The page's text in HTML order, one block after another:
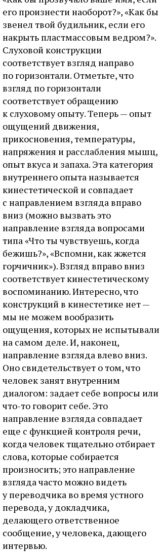
его произнести наоборот?», «Как бы
звенел твой будильник, если его
накрыть пластмассовым ведром?».
Слуховой конструкции
соответствует взгляд направо
по горизонтали. Отметьте, что
взгляд по горизонтали
соответствует обращению
к слуховому опыту. Теперь — опыт
ощущений движения,
прикосновения, температуры,
напряжения и расслабления мышц,
опыт вкуса и запаха. Эта категория
внутреннего опыта называется
кинестетической и совпадает
с направлением взгляда вправо
вниз (можно вызвать это
направление взгляда вопросами
типа «Что ты чувствуешь, когда
бежишь?», «Вспомни, как жжется
горчичник»). Взгляд вправо вниз
соответствует кинестетическому
воспоминанию. Интересно, что
конструкций в кинестетике нет —
мы не можем вообразить
ощущения, которых не испытывали
на самом деле. И, наконец,
направление взгляда влево вниз.
Оно свидетельствует о том, что
человек занят внутренним
диалогом: задает себе вопросы или
что-то говорит себе. Это
направление взгляда совпадает
еще с функцией контроля речи,
когда человек тщательно отбирает
слова, которые собирается
произносить; это направление
взгляда часто можно видеть
у переводчика во время устного
перевода, у докладчика,
делающего ответственное
сообщение, у человека, дающего
интервью.